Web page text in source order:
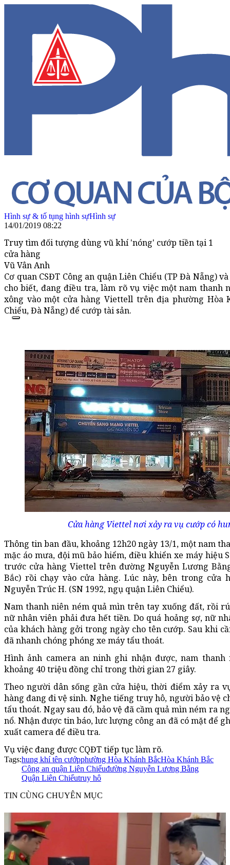
Hình sự & tố tụng hình sựHình sự
14/01/2019 08:22
Truy tìm đối tượng dùng vũ khí 'nóng' cướp tiền tại 1
cửa hàng
Vũ Vân Anh
Cơ quan CSĐT Công an quận Liên Chiểu (TP Đà Nẵng)
cho biết, đang điều tra, làm rõ vụ việc một nam thanh
xông vào một cửa hàng Viettell trên địa phường Hòa
Chiểu, Đà Nẵng) để cướp tài sản.
Cửa hàng Viettel nơi xảy ra vụ cướp có
Thông tin ban đầu, khoảng 12h20 ngày 13/1, một nam
mặc áo mưa, đội mũ bảo hiểm, điều khiển xe máy hiệu
trước cửa hàng Viettel trên đường Nguyễn Lương
Bắc) rồi chạy vào cửa hàng. Lúc này, bên trong cửa
Nguyễn Trúc H. (SN 1992, ngụ quận Liên Chiểu).
Nam thanh niên ném quả mìn trên tay xuống đất, rồi
nữ nhân viên phải đưa hết tiền. Do quá hoảng sợ, nữ
của khách hàng gởi trong ngày cho tên cướp. Sau khi
đã nhanh chóng phóng xe máy tẩu thoát.
Hình ảnh camera an ninh ghi nhận được, nam
khoảng 40 triệu đồng chỉ trong thời gian 27 giây.
Theo người dân sống gần cửa hiệu, thời điểm xảy ra
hàng đang đi vệ sinh. Nghe tiếng truy hô, người bảo vệ
tẩu thoát. Ngay sau đó, bảo vệ đã cầm quả mìn ném ra
nổ. Nhận được tin báo, lưc lượng công an đã có mặt để
xuất camera để điều tra.
Vụ việc đang được CQĐT tiếp tục làm rõ.
Tags:hung khí tên cướpphường Hòa Khánh BắcHòa Khánh Bắc
Công an quận Liên Chiểuđường Nguyễn Lương Bằng
Quận Liên Chiểutruy hô
TIN CÙNG CHUYÊN MỤC